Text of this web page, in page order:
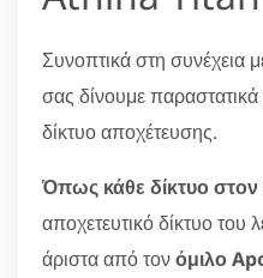
Συνοπτικά στη
σας δίνουμε παραστατικά
δίκτυο αποχέτευσης.
Όπως κάθε δίκτυο
αποχετευτικό δίκτυο του
άριστα από τονόμιλο